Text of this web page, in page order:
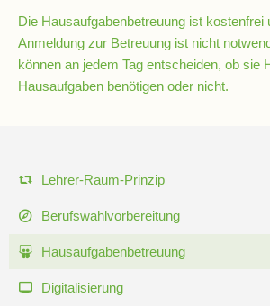
Förderverein
Raum-
Prinzip
Die Hausaufgabenbetreuung ist kostenfrei
Anmeldung zur Betreuung ist nicht
können an jedem Tag entscheiden, ob sie
Hausaufgaben benötigen oder nicht.
NavigationLehrer-Raum-Prinzip
Berufswahlvorbereitung
Hausaufgabenbetreuung
Digitalisierung